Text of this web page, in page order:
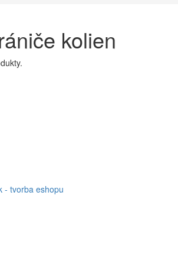
kolien
- tvorba eshopu